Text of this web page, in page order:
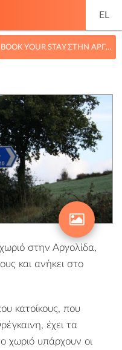
EL
BOOK YOUR STAY ΣΤΗΝ ΑΡΓΟΛΊΔΑ
στην Αργολίδα,
και ανήκει στο
κατοίκους, που
, έχει τα
χωριό υπάρχουν οι